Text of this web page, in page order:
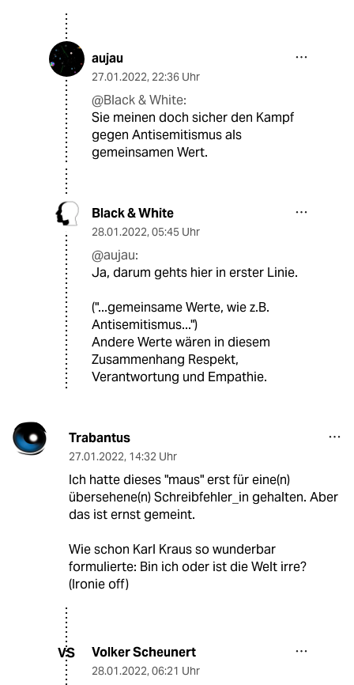
aujau
27.01.2022, 22:36 Uhr
@Black & White:
Sie meinen doch sicher den Kampf
gegen Antisemitismus als
gemeinsamen Wert.
Black & White
28.01.2022, 05:45 Uhr
@aujau:
Ja, darum gehts hier in erster Linie.
("...gemeinsame Werte, wie z.B.
Antisemitismus...")
Andere Werte wären in diesem
Zusammenhang Respekt,
Verantwortung und Empathie.
Trabantus
27.01.2022, 14:32 Uhr
Ich hatte dieses "maus" erst für eine(n)
übersehene(n) Schreibfehler_in gehalten. Aber
das ist ernst gemeint.
Wie schon Karl Kraus so wunderbar
formulierte: Bin ich oder ist die Welt irre?
(Ironie off)
VS Volker Scheunert
28.01.2022, 06:21 Uhr